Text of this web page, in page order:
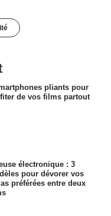
pliants pour
de vos films partout
électronique : 3
pour dévorer vos
préférées entre deux